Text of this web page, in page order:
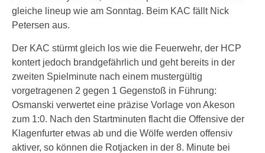
gleiche lineup wie am Sonntag. Beim KAC fällt Nick
Petersen aus.
Der KAC stürmt gleich los wie die Feuerwehr, der HCP
kontert jedoch brandgefährlich und geht bereits in der
zweiten Spielminute nach einem mustergültig
vorgetragenen 2 gegen 1 Gegenstoß in Führung:
Osmanski verwertet eine präzise Vorlage von Akeson
zum 1:0. Nach den Startminuten flacht die Offensive der
Klagenfurter etwas ab und die Wölfe werden offensiv
aktiver, so können die Rotjacken in der 8. Minute bei